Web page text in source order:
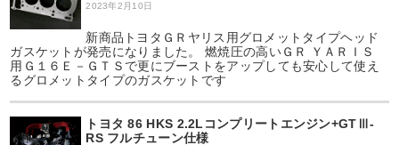
2023年2月10日
新商品トヨタＧＲヤリス用グロメットタイプヘッド
ガスケットが発売になりました。 燃焼圧の高いＧＲ ＹＡＲＩＳ
用Ｇ１６Ｅ－ＧＴＳで更にブーストをアップしても安心して使え
るグロメットタイプのガスケットです
トヨタ 86 HKS 2.2Lコンプリートエンジン+GTⅢ-
RS フルチューン仕様